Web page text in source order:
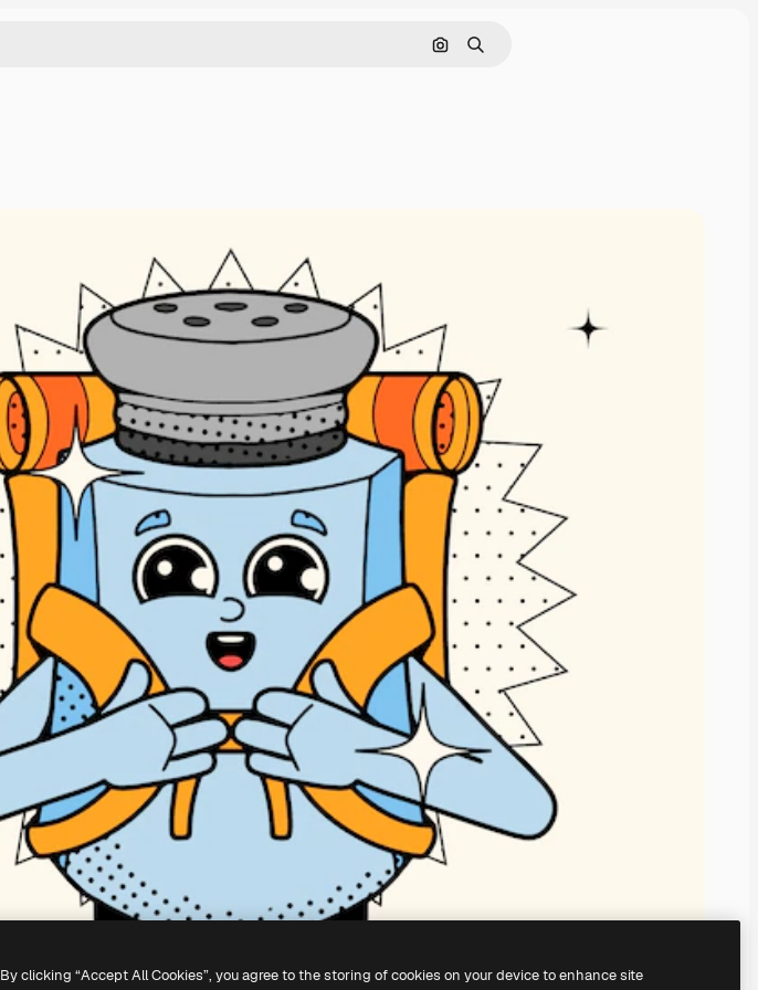
Cerca per immagine
Ricerca
By clicking “Accept All Cookies”, you agree to the storing of cookies on your device to enhance site